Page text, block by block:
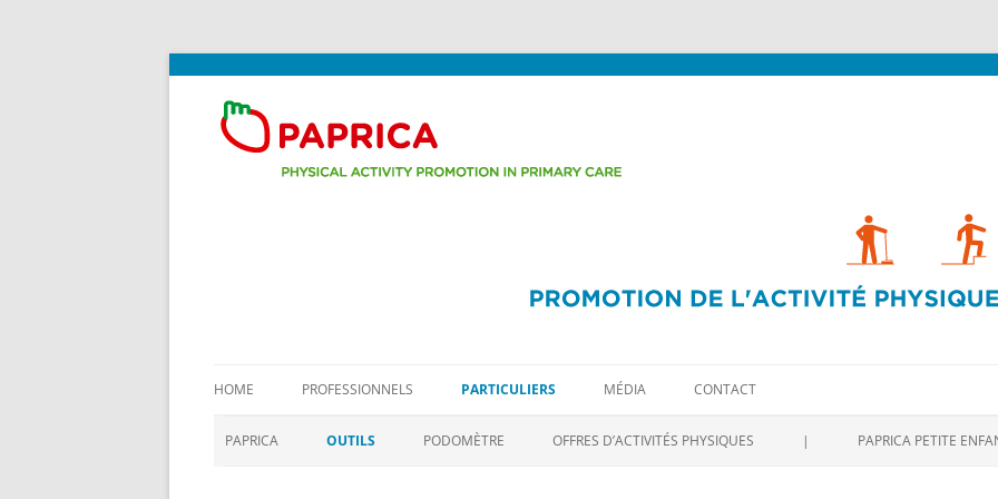
PAPRICA au
HOME PROFESSIONNELS PARTICULIERS MÉDIA CONTACT
au
contenu
PAPRICA OUTILS PODOMÈTRE OFFRES D’ACTIVITÉS PHYSIQUES | PAPRICA PETITE